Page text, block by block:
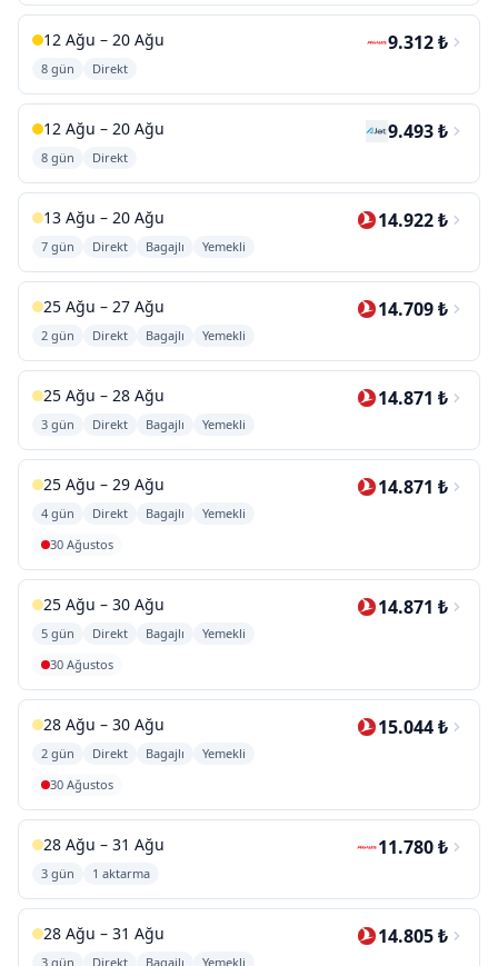
12 Ağu – 20 Ağu
8 gün Direkt
9.312 ₺
12 Ağu – 20 Ağu
8 gün Direkt
9.493 ₺
13 Ağu – 20 Ağu
7 gün Direkt Bagajlı Yemekli
14.922 ₺
25 Ağu – 27 Ağu
2 gün Direkt Bagajlı Yemekli
14.709 ₺
25 Ağu – 28 Ağu
3 gün Direkt Bagajlı Yemekli
14.871 ₺
25 Ağu – 29 Ağu
4 gün Direkt Bagajlı
Yemekli
30 Ağustos
14.871 ₺
25 Ağu – 30 Ağu
5 gün Direkt Bagajlı
Yemekli
30 Ağustos
14.871 ₺
28 Ağu – 30 Ağu
2 gün Direkt Bagajlı
Yemekli
30 Ağustos
15.044 ₺
28 Ağu – 31 Ağu
3 gün 1 aktarma
11.780 ₺
28 Ağu – 31 Ağu
3 gün Direkt Bagajlı Yemekli
14.805 ₺